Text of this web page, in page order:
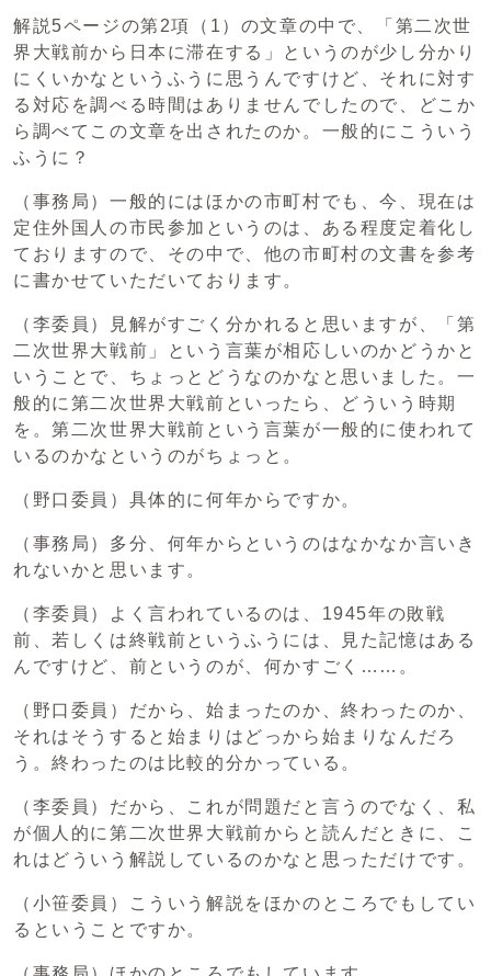
解説5ページの第2項（1）の文章の中で、「第二次世
界大戦前から日本に滞在する」というのが少し分かり
にくいかなというふうに思うんですけど、それに対す
る対応を調べる時間はありませんでしたので、どこか
ら調べてこの文章を出されたのか。一般的にこういう
ふうに？
（事務局）一般的にはほかの市町村でも、今、現在は
定住外国人の市民参加というのは、ある程度定着化し
ておりますので、その中で、他の市町村の文書を参考
に書かせていただいております。
（李委員）見解がすごく分かれると思いますが、「第
二次世界大戦前」という言葉が相応しいのかどうかと
いうことで、ちょっとどうなのかなと思いました。一
般的に第二次世界大戦前といったら、どういう時期
を。第二次世界大戦前という言葉が一般的に使われて
いるのかなというのがちょっと。
（野口委員）具体的に何年からですか。
（事務局）多分、何年からというのはなかなか言いき
れないかと思います。
（李委員）よく言われているのは、1945年の敗戦
前、若しくは終戦前というふうには、見た記憶はある
んですけど、前というのが、何かすごく……。
（野口委員）だから、始まったのか、終わったのか、
それはそうすると始まりはどっから始まりなんだろ
う。終わったのは比較的分かっている。
（李委員）だから、これが問題だと言うのでなく、私
が個人的に第二次世界大戦前からと読んだときに、こ
れはどういう解説しているのかなと思っただけです。
（小笹委員）こういう解説をほかのところでもしてい
るということですか。